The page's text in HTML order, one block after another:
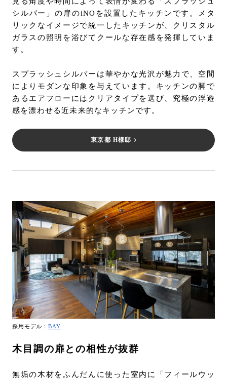
シルバー」の扉のiNOを設置したキッチンです。メタ
リックなイメージで統一したキッチンが、クリスタル
ガラスの照明を浴びてクールな存在感を発揮していま
す。
スプラッシュシルバーは華やかな光沢が魅力で、空間
によりモダンな印象を与えています。キッチンの脚で
あるエアフローにはクリアタイプを選び、究極の浮遊
感を漂わせる近未来的なキッチンです。
東京都 H様邸
採用モデル：BAY
木目調の扉との相性が抜群
無垢の木材をふんだんに使った室内に「フィールウッ